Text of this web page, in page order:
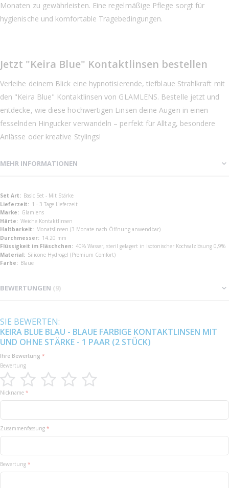
Monaten zu gewährleisten. Eine regelmäßige Pflege sorgt für
hygienische und komfortable Tragebedingungen.
Jetzt "Keira Blue" Kontaktlinsen bestellen
Verleihe deinem Blick eine hypnotisierende, tiefblaue Strahlkraft mit
den "Keira Blue" Kontaktlinsen von GLAMLENS. Bestelle jetzt und
entdecke, wie diese hochwertigen Linsen deine Augen in einen
fesselnden Hingucker verwandeln – perfekt für Alltag, besondere
Anlässe oder kreative Stylings!
MEHR INFORMATIONEN
Mehr
Informationen
Basic Set - Mit Stärke
1 - 3 Tage Lieferzeit
Glamlens
Weiche Kontaktlinsen
Monatslinsen (3 Monate nach Öffnung anwendbar)
14.20 mm
40% Wasser, steril gelagert in isotonischer Kochsalzlösung 0,9%
Silicone Hydrogel (Premium Comfort)
Blaue
BEWERTUNGEN 9
SIE BEWERTEN:
KEIRA BLUE BLAU - BLAUE FARBIGE KONTAKTLINSEN MIT
UND OHNE STÄRKE - 1 PAAR (2 STÜCK)
Ihre Bewertung
Bewertung
1
2
3
4
5Nickname
Zusammenfassung
Bewertung